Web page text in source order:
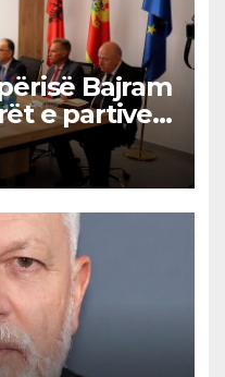
Bajram
e partive